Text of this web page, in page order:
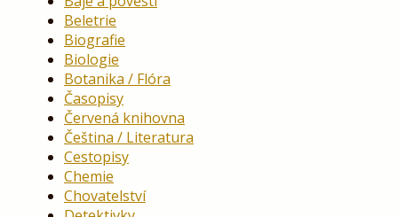
Beletrie
Biografie
Biologie
Botanika / Flóra
Časopisy
Červená knihovna
Čeština / Literatura
Cestopisy
Chemie
Chovatelství